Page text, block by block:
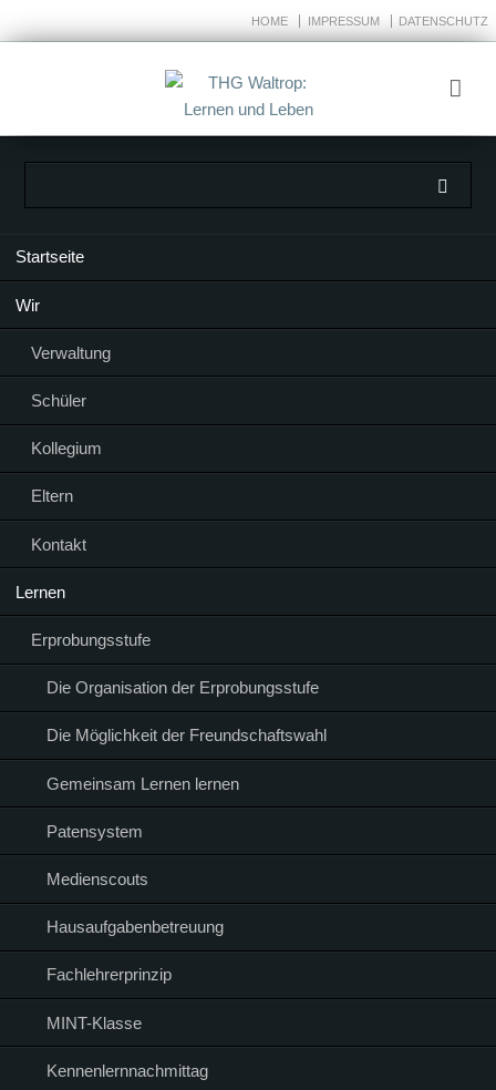
HOME IMPRESSUM DATENSCHUTZ
Startseite
Wir
Verwaltung
Schüler
Kollegium
Eltern
Kontakt
Lernen
Erprobungsstufe
Die Organisation der Erprobungsstufe
Die Möglichkeit der Freundschaftswahl
Gemeinsam Lernen lernen
Patensystem
Medienscouts
Hausaufgabenbetreuung
Fachlehrerprinzip
MINT-Klasse
Kennenlernnachmittag